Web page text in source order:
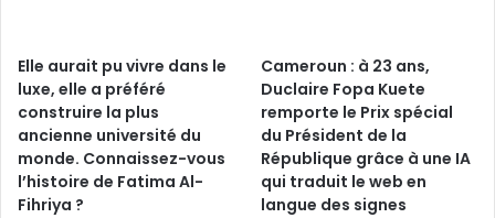
Elle aurait pu vivre dans le
luxe, elle a préféré
construire la plus
ancienne université du
monde. Connaissez-vous
l’histoire de Fatima Al-
Fihriya ?
Cameroun : à 23 ans,
Duclaire Fopa Kuete
remporte le Prix spécial
du Président de la
République grâce à une IA
qui traduit le web en
langue des signes